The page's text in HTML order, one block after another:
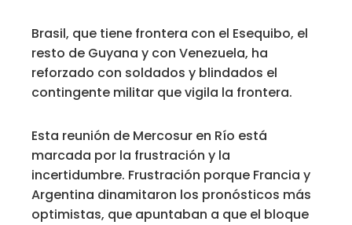
Brasil, que tiene frontera con el Esequibo, el
resto de Guyana y con Venezuela, ha
reforzado con soldados y blindados el
contingente militar que vigila la frontera.
Esta reunión de Mercosur en Río está
marcada por la frustración y la
incertidumbre. Frustración porque Francia y
Argentina dinamitaron los pronósticos más
optimistas, que apuntaban a que el bloque